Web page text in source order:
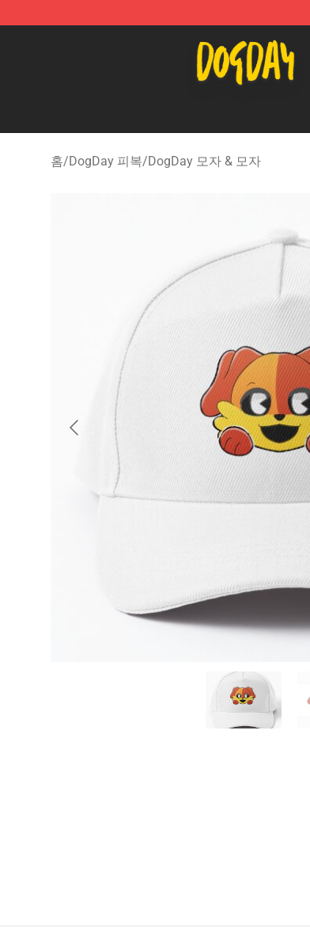
DogDay Store - Official DogDay Merchandise
홈/DogDay 피복/DogDay 모자 & 모자